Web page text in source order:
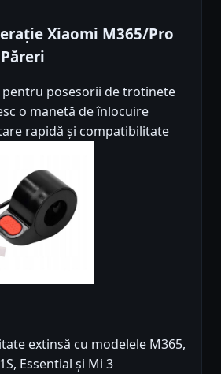
Xiaomi M365/Pro
Păreri
pentru posesorii de trotinete
o manetă de înlocuire
rapidă și compatibilitate
extinsă cu modelele M365,
Essential și Mi 3